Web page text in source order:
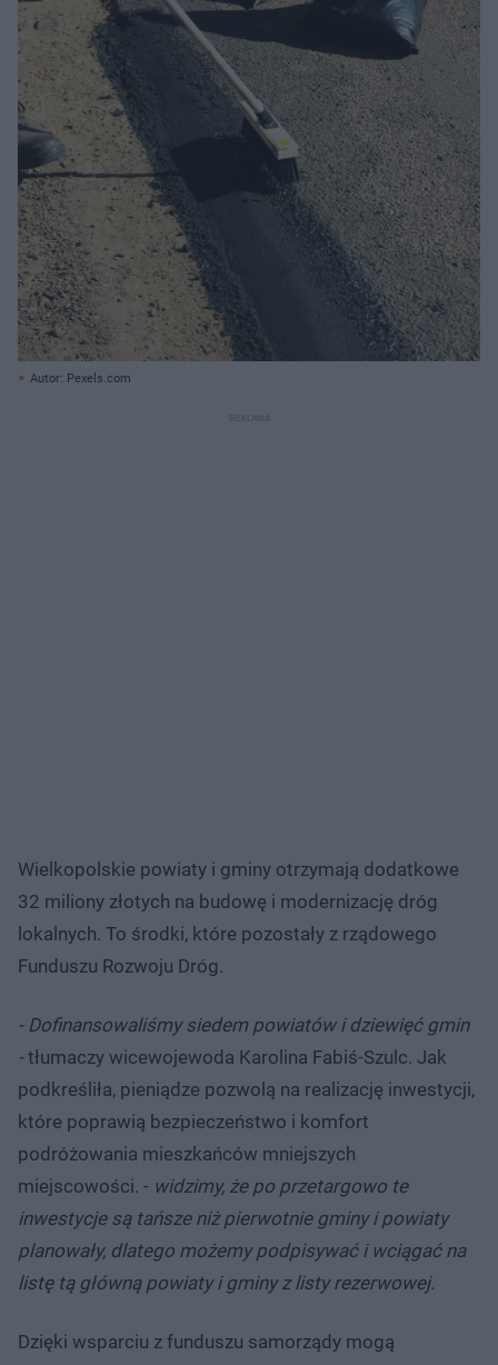
Autor: Pexels.com
Wielkopolskie powiaty i gminy otrzymają dodatkowe
32 miliony złotych na budowę i modernizację dróg
lokalnych. To środki, które pozostały z rządowego
Funduszu Rozwoju Dróg.
- Dofinansowaliśmy siedem powiatów i dziewięć gmin
-tłumaczy wicewojewoda Karolina Fabiś-Szulc. Jak
podkreśliła, pieniądze pozwolą na realizację inwestycji,
które poprawią bezpieczeństwo i komfort
podróżowania mieszkańców mniejszych
miejscowości. - widzimy, że po przetargowo te
inwestycje są tańsze niż pierwotnie gminy i powiaty
planowały, dlatego możemy podpisywać i wciągać na
listę tą główną powiaty i gminy z listy rezerwowej.
Dzięki wsparciu z funduszu samorządy mogą